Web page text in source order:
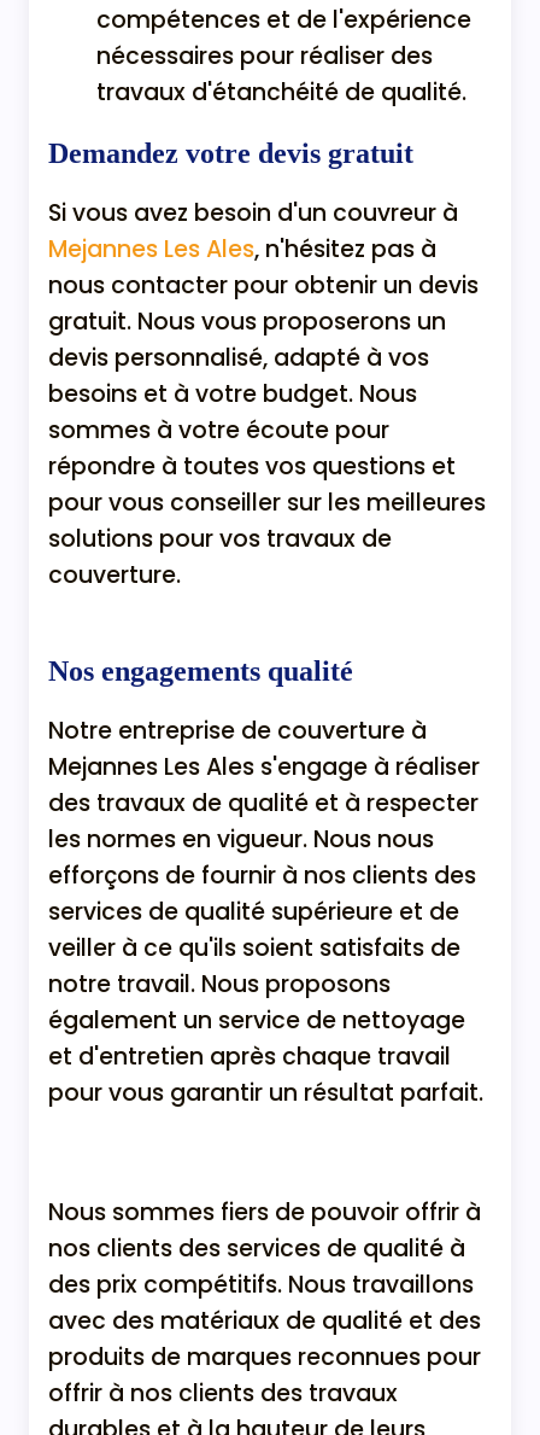
compétences et de l'expérience
nécessaires pour réaliser des
travaux d'étanchéité de qualité.
Demandez votre devis gratuit
Si vous avez besoin d'un couvreur à
Mejannes Les Ales, n'hésitez pas à
nous contacter pour obtenir un devis
gratuit. Nous vous proposerons un
devis personnalisé, adapté à vos
besoins et à votre budget. Nous
sommes à votre écoute pour
répondre à toutes vos questions et
pour vous conseiller sur les meilleures
solutions pour vos travaux de
couverture.
Nos engagements qualité
Notre entreprise de couverture à
Mejannes Les Ales s'engage à réaliser
des travaux de qualité et à respecter
les normes en vigueur. Nous nous
efforçons de fournir à nos clients des
services de qualité supérieure et de
veiller à ce qu'ils soient satisfaits de
notre travail. Nous proposons
également un service de nettoyage
et d'entretien après chaque travail
pour vous garantir un résultat parfait.
Nous sommes fiers de pouvoir offrir à
nos clients des services de qualité à
des prix compétitifs. Nous travaillons
avec des matériaux de qualité et des
produits de marques reconnues pour
offrir à nos clients des travaux